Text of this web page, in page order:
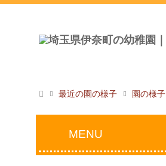
最近の園の様子 園の様子
MENU